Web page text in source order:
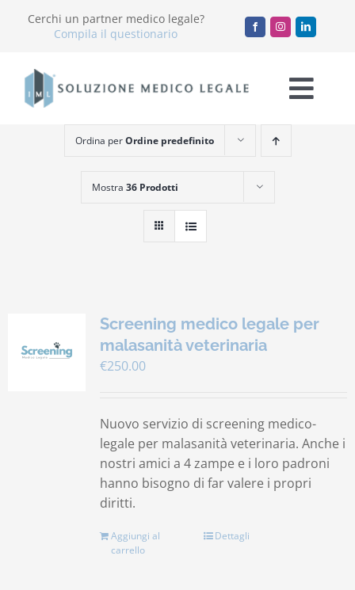
Cerchi un partner medico legale?
Compila il questionario
Chi Siamo
Servizi
Accademia
Lavora con noi
Carrello
Ordina perOrdine predefinito
Mostra 36 Prodotti
Screening medico legale per
malasanità veterinaria
€250.00
Nuovo servizio di screening medico-
legale per malasanità veterinaria. Anche i
nostri amici a 4 zampe e i loro padroni
hanno bisogno di far valere i propri
diritti.
Aggiungi al
carrello
Dettagli